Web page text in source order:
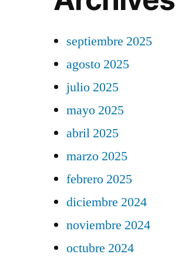
septiembre 2025
agosto 2025
julio 2025
mayo 2025
abril 2025
marzo 2025
febrero 2025
diciembre 2024
noviembre 2024
octubre 2024